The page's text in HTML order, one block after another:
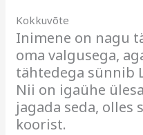
Kokkuvõte
Inimene on nagu
oma valgusega,
tähtedega sünnib
Nii on igaühe
jagada seda, olles
koorist.